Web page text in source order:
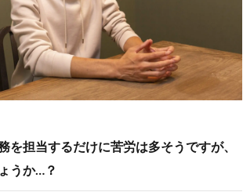
を担当するだけに苦労は多そうですが、
うか…？